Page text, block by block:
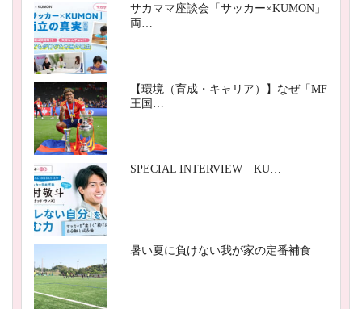
サカママ座談会「サッカー×KUMON」
両…
【環境（育成・キャリア）】なぜ「MF
王国…
SPECIAL INTERVIEW KU…
暑い夏に負けない我が家の定番補食